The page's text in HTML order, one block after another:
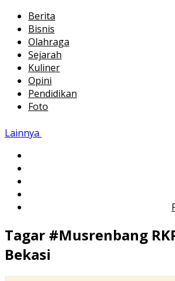
Berita
Bisnis
Olahraga
Sejarah
Kuliner
Opini
Pendidikan
Foto
Lainnya
Tagar #Musrenbang
Bekasi